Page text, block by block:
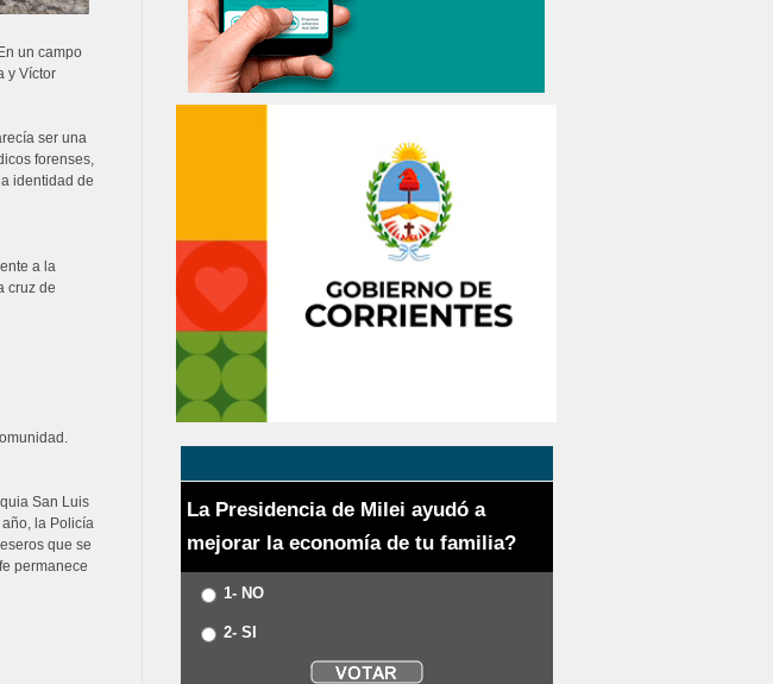
un campo
y Víctor
ser una
forenses,
identidad de
a la
cruz de
San Luis
la Policía
que se
permanece
La Presidencia de Milei ayudó a
mejorar la economía de tu familia?
1- NO
2- SI